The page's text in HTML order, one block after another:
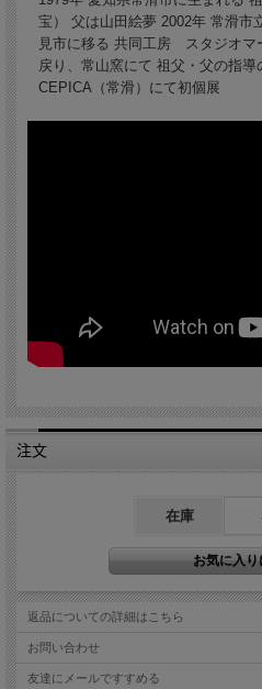
宝） 父は山田絵夢 2002年 常滑市
見市に移る 共同工房 スタジオマ
戻り、常山窯にて 祖父・父の指
CEPICA（常滑）にて初個展
注文
在庫
返品についての詳細はこちら
お問い合わせ
友達にメールですすめる